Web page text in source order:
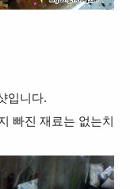
입니다.
빠진 재료는 없는치